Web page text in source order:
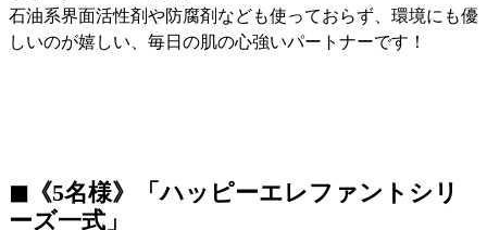
石油系界面活性剤や防腐剤なども使っておらず、環境にも優
しいのが嬉しい、毎日の肌の心強いパートナーです！
◼︎《5名様》「ハッピーエレファントシリ
ーズ一式」